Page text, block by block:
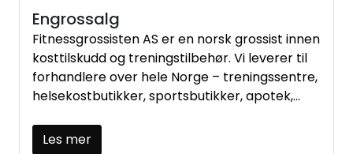
Engrossalg
Fitnessgrossisten AS er en norsk grossist innen
kosttilskudd og treningstilbehør. Vi leverer til
forhandlere over hele Norge – treningssentre,
helsekostbutikker, sportsbutikker, apotek,
Kristiansand.
Les mer